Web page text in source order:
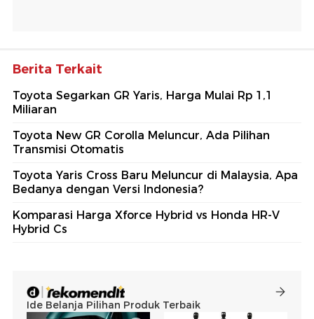
Berita Terkait
Toyota Segarkan GR Yaris, Harga Mulai Rp 1,1
Miliaran
Toyota New GR Corolla Meluncur, Ada Pilihan
Transmisi Otomatis
Toyota Yaris Cross Baru Meluncur di Malaysia, Apa
Bedanya dengan Versi Indonesia?
Komparasi Harga Xforce Hybrid vs Honda HR-V
Hybrid Cs